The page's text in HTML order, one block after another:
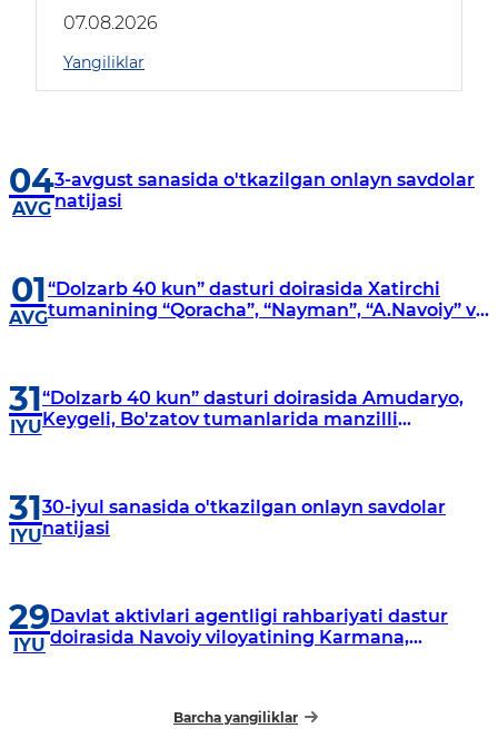
07.08.2026
Yangiliklar
04
AVG
3-avgust sanasida o'tkazilgan onlayn savdolar
natijasi
01
AVG
“Dolzarb 40 kun” dasturi doirasida Xatirchi
tumanining “Qoracha”, “Nayman”, “A.Navoiy” va
31
IYU
“Dolzarb 40 kun” dasturi doirasida Amudaryo,
Keygeli, Bo'zatov tumanlarida manzilli
31
IYU
30-iyul sanasida o'tkazilgan onlayn savdolar
natijasi
29
IYU
Davlat aktivlari agentligi rahbariyati dastur
doirasida Navoiy viloyatining Karmana,
Barcha yangiliklar